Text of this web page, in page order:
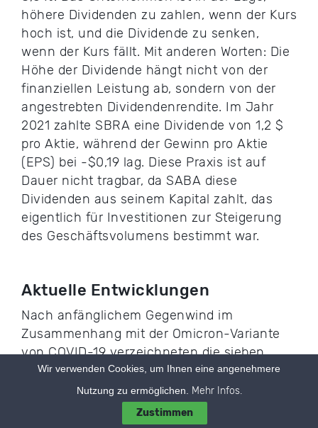
höhere Dividenden zu zahlen, wenn der Kurs
hoch ist, und die Dividende zu senken,
wenn der Kurs fällt. Mit anderen Worten: Die
Höhe der Dividende hängt nicht von der
finanziellen Leistung ab, sondern von der
angestrebten Dividendenrendite. Im Jahr
2021 zahlte SBRA eine Dividende von 1,2 $
pro Aktie, während der Gewinn pro Aktie
(EPS) bei -$0,19 lag. Diese Praxis ist auf
Dauer nicht tragbar, da SABA diese
Dividenden aus seinem Kapital zahlt, das
eigentlich für Investitionen zur Steigerung
des Geschäftsvolumens bestimmt war.
Aktuelle Entwicklungen
Nach anfänglichem Gegenwind im
Zusammenhang mit der Omicron-Variante
von COVID-19 verzeichneten die sieben
größten Mieter von Sabra im Bereich der
qualifizierten Pflege im ersten Quartal einen
deutlichen Anstieg der Belegung. Auch das
Wir verwenden Cookies, um Ihnen eine angenehmere
Nutzung zu ermöglichen.
Mehr Infos.
Zustimmen